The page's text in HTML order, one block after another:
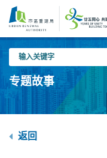
要
入
关
键
专题故事
返回